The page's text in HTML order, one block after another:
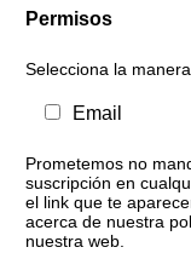
Permisos
Selecciona la
Email
Prometemos no
suscripción en
el link que te
acerca de nuestra
nuestra web.